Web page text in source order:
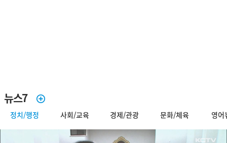
뉴스7
정치/행정 사회/교육 경제/관광 문화/체육
영어
중국어뉴스
제주어뉴스